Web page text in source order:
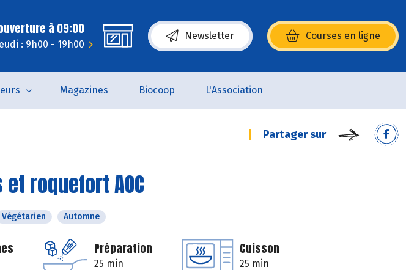
à 09:00
: 9h00 - 19h00
Newsletter Courses en ligne
(s’ouvre dans une nouvelle fenêtre)
Magazines Biocoop L'Association
Partager sur
roquefort AOC
Végétarien Automne
Préparation
25 min
Cuisson
25 min